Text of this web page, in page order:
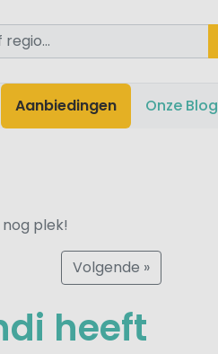
Aanbiedingen Onze Blog
plek!
Volgende »
heeft